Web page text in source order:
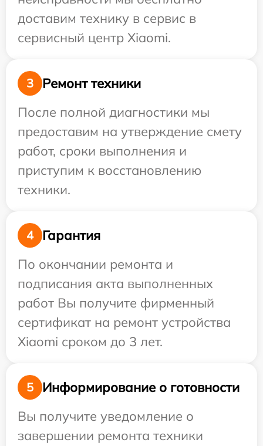
доставим технику в сервис в
сервисный центр Xiaomi.
3
Ремонт техники
После полной диагностики мы
предоставим на утверждение смету
работ, сроки выполнения и
приступим к восстановлению
техники.
4
Гарантия
По окончании ремонта и
подписания акта выполненных
работ Вы получите фирменный
сертификат на ремонт устройства
Xiaomi сроком до 3 лет.
5
Информирование о готовности
Вы получите уведомление о
завершении ремонта техники